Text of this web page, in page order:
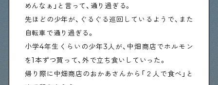
めんなぁ」と言って、通り過ぎる。
先ほどの少年が、ぐるぐる巡回しているようで、また
自転車で通り過ぎる。
小学4年生くらいの少年3人が、中畑商店でホルモン
を1本ずつ買って、外で立ち食いしていった。
帰り際に中畑商店のおかあさんから「２人で食べ」と